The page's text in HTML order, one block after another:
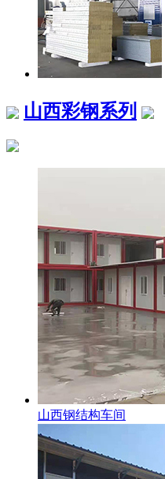
山西彩钢系列
山西钢结构车间